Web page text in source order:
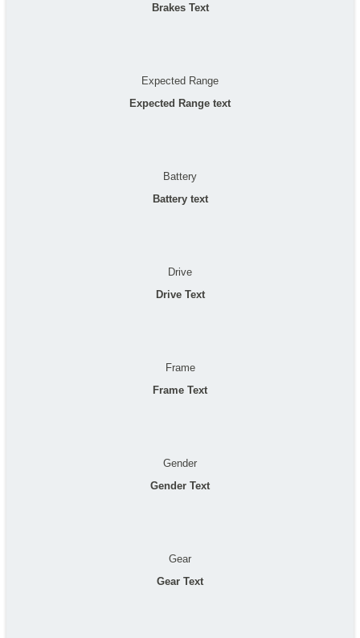
Brakes Text
Expected Range
Expected Range text
Battery
Battery text
Drive
Drive Text
Frame
Frame Text
Gender
Gender Text
Gear
Gear Text